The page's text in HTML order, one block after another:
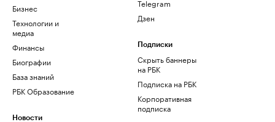
Бизнес
Технологии и
медиа
Финансы
Биографии
База знаний
РБК Образование
Новости
Telegram
Дзен
Подписки
Скрыть баннеры
на РБК
Подписка на РБК
Корпоративная
подписка